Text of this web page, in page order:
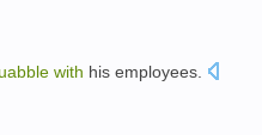
with his employees